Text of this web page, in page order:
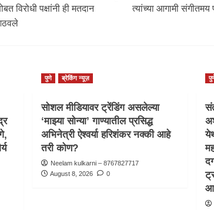
विरोधी पक्षांनी ही मतदान
त्यांच्या आगामी संगीतमय
पुणे ब्रेकिंग न्यूज़
सोशल मीडियावर ट्रेंडिंग असलेल्या
‘माझ्या सोन्या’ गाण्यातील प्रसिद्ध
अभिनेत्री ऐश्वर्या हरिशंकर नक्की आहे
तरी कोण?
Neelam kulkarni – 8767827717
August 8, 2026
0